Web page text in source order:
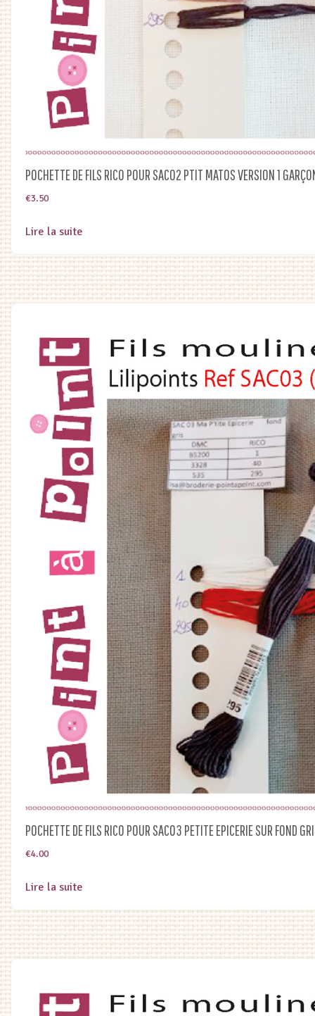
POCHETTE DE FILS RICO POUR SAC02 PTIT MATOS VERSION 1
€3.50
Lire la suite
POCHETTE DE FILS RICO POUR SAC03 PETITE EPICERIE SUR FOND
€4.00
Lire la suite